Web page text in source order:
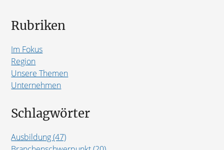
Rubriken
Im Fokus
Region
Unsere Themen
Unternehmen
Schlagwörter
Ausbildung (47)